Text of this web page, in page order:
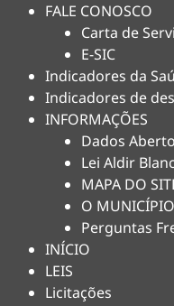
FALE CONOSCO
Carta de
E-SIC
Indicadores da
Indicadores de
INFORMAÇÕES
Dados
Lei Aldir Blanc
MAPA DO
O MUNICÍPIO
Perguntas
INÍCIO
LEIS
Licitações